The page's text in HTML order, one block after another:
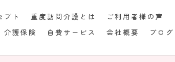
プト 重度訪問介護とは ご利用者様の声
介護保険 自費サービス 会社概要 ブログ